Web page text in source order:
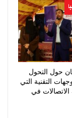
حول التحول
التقنية التي
في